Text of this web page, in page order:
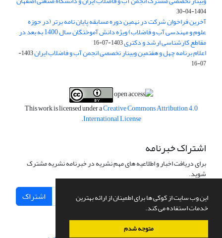
این وب سایت از کوکی ها برای اطمینان از ارائه بهترین
خدمات استفاده می کند.
متوجه شدم
1404-04-30
آخرین فراخوان شرکت در نهمین دوره مسابقه پایان نامه برتر (در حوزه
علوم و مهندسی آب و فاضلاب) ویژه دانش آموختگان سال 1400 به بعد در
مقاطع کارشناسی ارشد و دکتری1403-07-16
اعلام برنامه چهل و هفتمین وبینار تخصصی انجمن آب و فاضلاب ایران
1403-
07-16
This work is licensed under aCreative Commons Attribution 4.0
International License
.
اشتراک خبرنامه
برای دریافت اخبار و اطلاعیه های مهم نشریه در خبرنامه نشریه مشترک
شوید.
اشتراک